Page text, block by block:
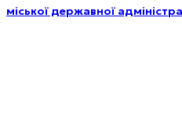
міської державної